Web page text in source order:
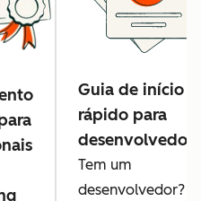
Guia de início
rápido para
Tem um
desenvolvedor?